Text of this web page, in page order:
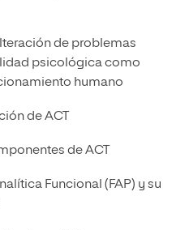
de problemas
psicológica como
humano
de ACT
de ACT
Funcional (FAP) y su